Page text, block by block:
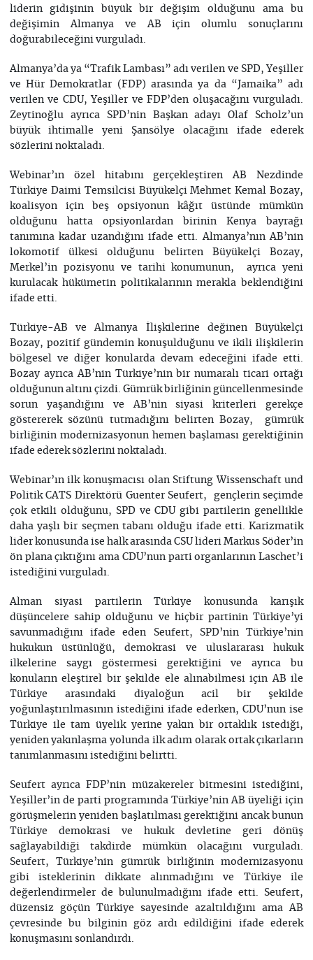
liderin gidişinin büyük bir değişim olduğunu ama bu
değişimin Almanya ve AB için olumlu sonuçlarını
doğurabileceğini vurguladı.
Almanya’da ya “Trafik Lambası” adı verilen ve SPD, Yeşiller
ve Hür Demokratlar (FDP) arasında ya da “Jamaika” adı
verilen ve CDU, Yeşiller ve FDP’den oluşacağını vurguladı.
Zeytinoğlu ayrıca SPD’nin Başkan adayı Olaf Scholz’un
büyük ihtimalle yeni Şansölye olacağını ifade ederek
sözlerini noktaladı.
Webinar’ın özel hitabını gerçekleştiren AB Nezdinde
Türkiye Daimi Temsilcisi Büyükelçi Mehmet Kemal Bozay,
koalisyon için beş opsiyonun kâğıt üstünde mümkün
olduğunu hatta opsiyonlardan birinin Kenya bayrağı
tanımına kadar uzandığını ifade etti. Almanya’nın AB’nin
lokomotif ülkesi olduğunu belirten Büyükelçi Bozay,
Merkel’in pozisyonu ve tarihi konumunun, ayrıca yeni
kurulacak hükümetin politikalarının merakla beklendiğini
ifade etti.
Türkiye-AB ve Almanya İlişkilerine değinen Büyükelçi
Bozay, pozitif gündemin konuşulduğunu ve ikili ilişkilerin
bölgesel ve diğer konularda devam edeceğini ifade etti.
Bozay ayrıca AB’nin Türkiye’nin bir numaralı ticari ortağı
olduğunun altını çizdi. Gümrük birliğinin güncellenmesinde
sorun yaşandığını ve AB’nin siyasi kriterleri gerekçe
göstererek sözünü tutmadığını belirten Bozay, gümrük
birliğinin modernizasyonun hemen başlaması gerektiğinin
ifade ederek sözlerini noktaladı.
Webinar’ın ilk konuşmacısı olan Stiftung Wissenschaft und
Politik CATS Direktörü Guenter Seufert, gençlerin seçimde
çok etkili olduğunu, SPD ve CDU gibi partilerin genellikle
daha yaşlı bir seçmen tabanı olduğu ifade etti. Karizmatik
lider konusunda ise halk arasında CSU lideri Markus Söder’in
ön plana çıktığını ama CDU’nun parti organlarının Laschet’i
istediğini vurguladı.
Alman siyasi partilerin Türkiye konusunda karışık
düşüncelere sahip olduğunu ve hiçbir partinin Türkiye’yi
savunmadığını ifade eden Seufert, SPD’nin Türkiye’nin
hukukun üstünlüğü, demokrasi ve uluslararası hukuk
ilkelerine saygı göstermesi gerektiğini ve ayrıca bu
konuların eleştirel bir şekilde ele alınabilmesi için AB ile
Türkiye arasındaki diyaloğun acil bir şekilde
yoğunlaştırılmasının istediğini ifade ederken, CDU’nun ise
Türkiye ile tam üyelik yerine yakın bir ortaklık istediği,
yeniden yakınlaşma yolunda ilk adım olarak ortak çıkarların
tanımlanmasını istediğini belirtti.
Seufert ayrıca FDP’nin müzakereler bitmesini istediğini,
Yeşiller’in de parti programında Türkiye’nin AB üyeliği için
görüşmelerin yeniden başlatılması gerektiğini ancak bunun
Türkiye demokrasi ve hukuk devletine geri dönüş
sağlayabildiği takdirde mümkün olacağını vurguladı.
Seufert, Türkiye’nin gümrük birliğinin modernizasyonu
gibi isteklerinin dikkate alınmadığını ve Türkiye ile
değerlendirmeler de bulunulmadığını ifade etti. Seufert,
düzensiz göçün Türkiye sayesinde azaltıldığını ama AB
çevresinde bu bilginin göz ardı edildiğini ifade ederek
konuşmasını sonlandırdı.